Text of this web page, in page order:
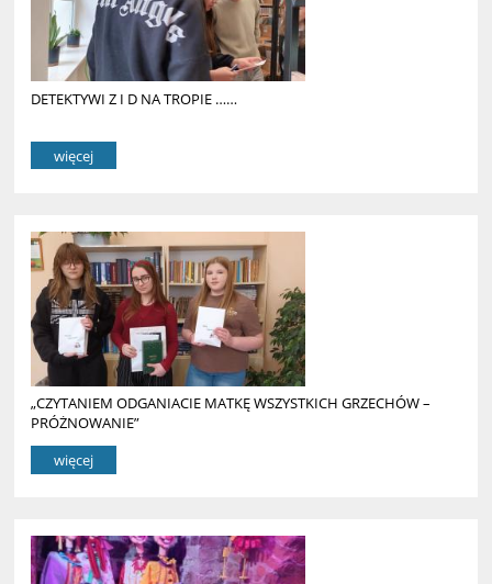
DETEKTYWI Z I D NA TROPIE ……
więcej
„CZYTANIEM ODGANIACIE MATKĘ WSZYSTKICH GRZECHÓW –
PRÓŻNOWANIE”
więcej